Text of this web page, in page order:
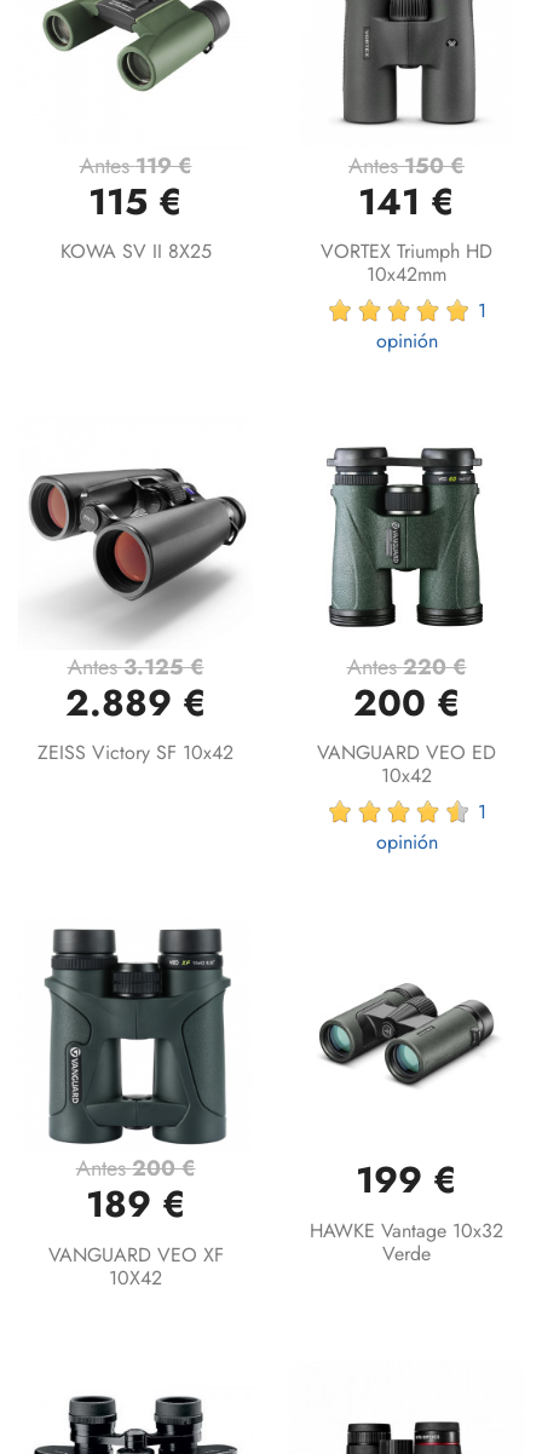
Antes119 €
115 €
KOWA SV II 8X25
Antes150 €
141 €
VORTEX Triumph HD
10x42mm
1
opinión
Antes3.125 €
2.889 €
ZEISS Victory SF 10x42
Antes220 €
200 €
VANGUARD VEO ED
10x42
1
opinión
Antes200 €
189 €
VANGUARD VEO XF
10X42
199 €
HAWKE Vantage 10x32
Verde